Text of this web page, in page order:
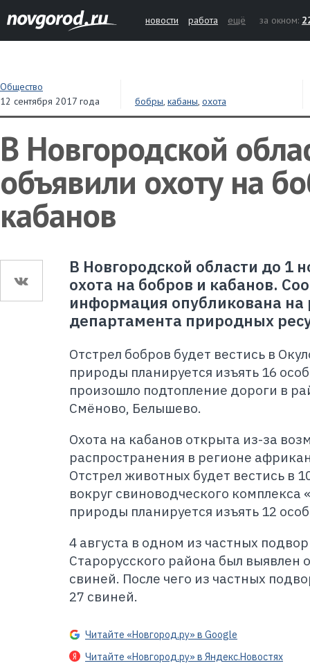
новости работа ещё за окном:
Общество
12 сентября 2017 года
бобры, кабаны, охота
В Новгородской
объявили охоту на
кабанов
В Новгородской области до 1
охота на бобров и кабанов.
информация опубликована на
департамента природных
Отстрел бобров будет вестись в
природы планируется изъять 16
произошло подтопление дороги в
Смёново, Белышево.
Охота на кабанов открыта из-за
распространения в регионе
Отстрел животных будет вестись в
вокруг свиноводческого
природы планируется изъять 12
4 августа в одном из частных
Старорусского района был выявлен
свиней. После чего из частных
27 свиней.
Читайте «Новгород.ру» в Google
Читайте «Новгород.ру» в Яндекс.Новостях